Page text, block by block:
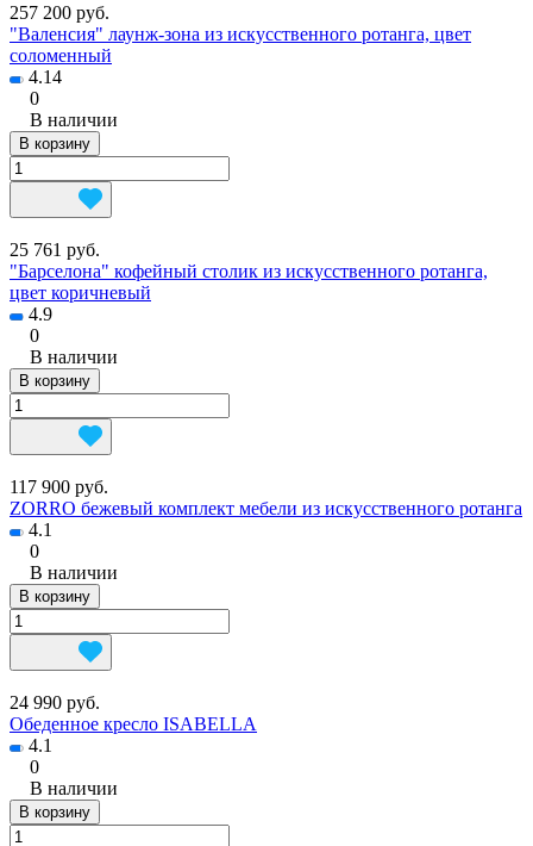
257 200 руб.
"Валенсия" лаунж-зона из искусственного ротанга, цвет
соломенный
4.14
0
В наличии
В корзину
25 761 руб.
"Барселона" кофейный столик из искусственного ротанга,
цвет коричневый
4.9
0
В наличии
В корзину
117 900 руб.
ZORRO бежевый комплект мебели из искусственного ротанга
4.1
0
В наличии
В корзину
24 990 руб.
Обеденное кресло ISABELLA
4.1
0
В наличии
В корзину